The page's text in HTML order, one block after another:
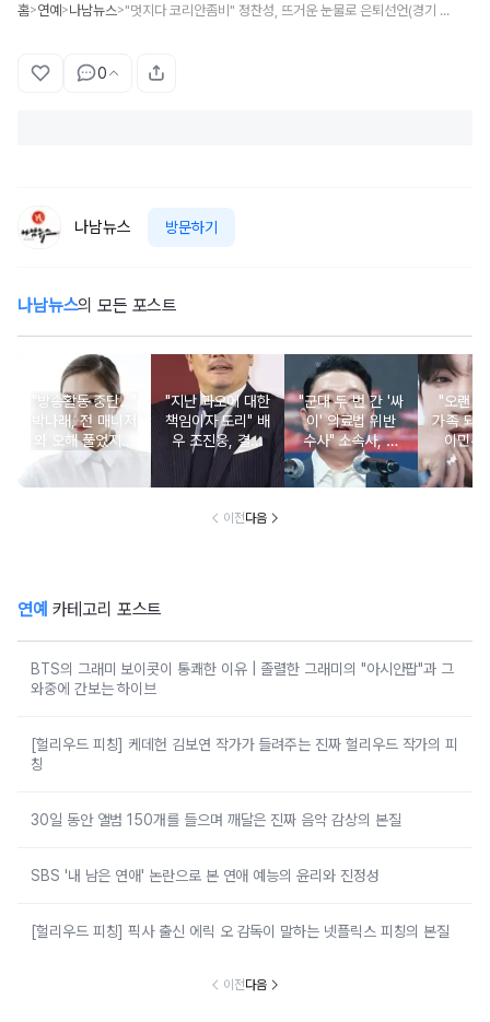
홈>연예 >나남뉴스> "멋지다 코리안좀비" 정찬성, 뜨거운 눈물로 은퇴선언(경기 하이라이트)
0
나남뉴스 방문하기
나남뉴스의 모든 포스트
"방송활동 중단…"
박나래, 전 매니저
와 오해 풀었지만
불찰 반성
"지난 과오에 대한
책임이자 도리" 배
우 조진웅, 결국
은퇴 선언
"군대 두 번 간 '싸
이' 의료법 위반
수사" 소속사, 수
면제 대리수령 불
찰...
"오랜
가족 되
이민우
이전다음
연예 카테고리 포스트
BTS의 그래미 보이콧이 통쾌한 이유 | 졸렬한 그래미의 "아시안팝"과 그
와중에 간보는 하이브
[헐리우드 피칭] 케데헌 김보연 작가가 들려주는 진짜 헐리우드 작가의 피
칭
30일 동안 앨범 150개를 들으며 깨달은 진짜 음악 감상의 본질
SBS '내 남은 연애' 논란으로 본 연애 예능의 윤리와 진정성
[헐리우드 피칭] 픽사 출신 에릭 오 감독이 말하는 넷플릭스 피칭의 본질
이전다음